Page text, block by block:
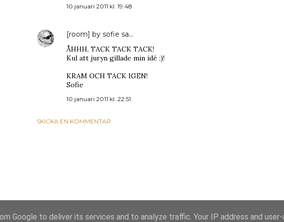
10 januari 2011 kl. 19:48
[room] by sofie sa…
ÅHHH, TACK TACK TACK!
Kul att juryn gillade min idé :)!
KRAM OCH TACK IGEN!
Sofie
10 januari 2011 kl. 22:51
SKICKA EN KOMMENTAR
Google to deliver its services and to analyze traffic. Your IP address and